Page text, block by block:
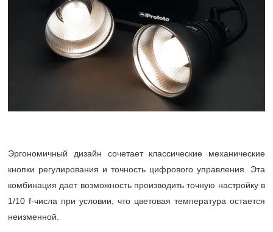
Эргономичный дизайн сочетает классические механические
кнопки регулирования и точность цифрового управления. Эта
комбинация дает возможность производить точную настройку в
1/10 f-числа при условии, что цветовая температура остается
неизменной.